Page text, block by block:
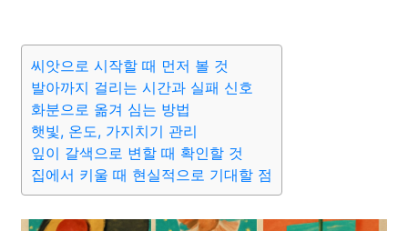
씨앗으로 시작할 때 먼저 볼 것
발아까지 걸리는 시간과 실패 신호
화분으로 옮겨 심는 방법
햇빛, 온도, 가지치기 관리
잎이 갈색으로 변할 때 확인할 것
집에서 키울 때 현실적으로 기대할 점